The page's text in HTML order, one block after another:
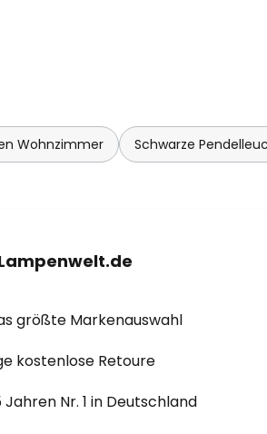
Wohnzimmer Schwarze
größte Markenauswahl
kostenlose Retoure
Jahren Nr. 1 in Deutschland